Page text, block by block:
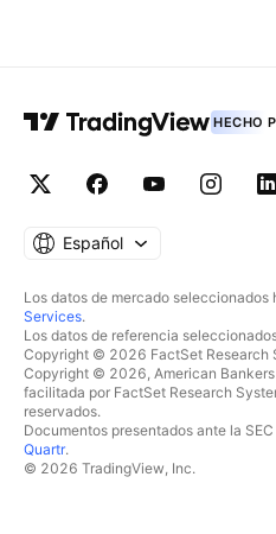
HECHO
Español
Los datos de mercado seleccionados
Services.
Los datos de referencia
Copyright © 2026 FactSet Research
Copyright © 2026, American
facilitada por FactSet Research
reservados.
Documentos presentados ante la
Quartr.
© 2026 TradingView, Inc.